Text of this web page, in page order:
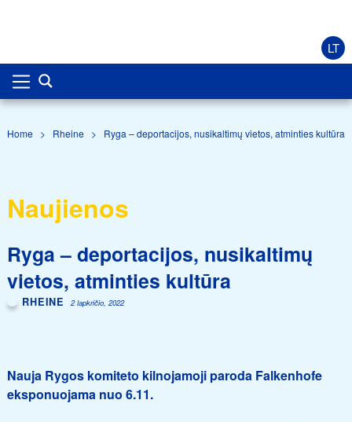
LT
Home > Rheine > Ryga – deportacijos, nusikaltimų vietos, atminties kultūra
Naujienos
Ryga – deportacijos, nusikaltimų
vietos, atminties kultūra
RHEINE 2 lapkričio, 2022
Nauja Rygos komiteto kilnojamoji paroda Falkenhofe
eksponuojama nuo 6.11.